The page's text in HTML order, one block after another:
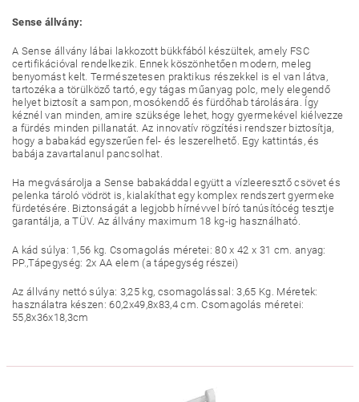
Sense állvány:
A Sense állvány lábai lakkozott bükkfából készültek, amely FSC
certifikációval rendelkezik. Ennek köszönhetően modern, meleg
benyomást kelt. Természetesen praktikus részekkel is el van látva,
tartozéka a törülköző tartó, egy tágas műanyag polc, mely elegendő
helyet biztosít a sampon, mosókendő és fürdőhab tárolására. Így
kéznél van minden, amire szüksége lehet, hogy gyermekével kiélvezze
a fürdés minden pillanatát. Az innovatív rögzítési rendszer biztosítja,
hogy a babakád egyszerűen fel- és leszerelhető. Egy kattintás, és
babája zavartalanul pancsolhat.
Ha megvásárolja a Sense babakáddal együtt a vízleeresztő csövet és
pelenka tároló vödröt is, kialakíthat egy komplex rendszert gyermeke
fürdetésére. Biztonságát a legjobb hírnévvel bíró tanúsítócég tesztje
garantálja, a TÜV. Az állvány maximum 18 kg-ig használható.
A kád súlya: 1,56 kg. Csomagolás méretei: 80 x 42 x 31 cm. anyag:
PP.,Tápegység: 2x AA elem (a tápegység részei)
Az állvány nettó súlya: 3,25 kg, csomagolással: 3,65 Kg. Méretek:
használatra készen: 60,2x49,8x83,4 cm. Csomagolás méretei:
55,8x36x18,3cm